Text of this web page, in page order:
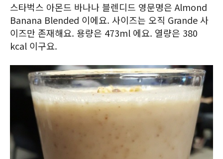
스타벅스 아몬드 바나나 블렌디드 영문명은 Almond
Banana Blended 이에요. 사이즈는 오직 Grande 사
이즈만 존재해요. 용량은 473ml 에요. 열량은 380
kcal 이구요.